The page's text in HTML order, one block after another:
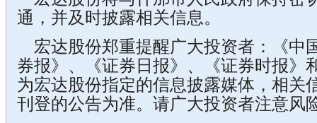
通，并及时披露相关信息。
宏达股份郑重提醒广大投资者：《中
券报》、《证券日报》、《证券时报》
为宏达股份指定的信息披露媒体，相关
刊登的公告为准。请广大投资者注意风